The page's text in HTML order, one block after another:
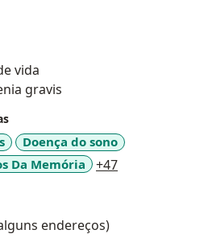
da USP e o Instituto do
Paulo, no Centro de Dor
na Irmandade da
no AME Sorocaba, onde
e
sou médica efetiva
e estou em pós-
vida
gravis
Doença do sono
Da Memória +47
endereços)